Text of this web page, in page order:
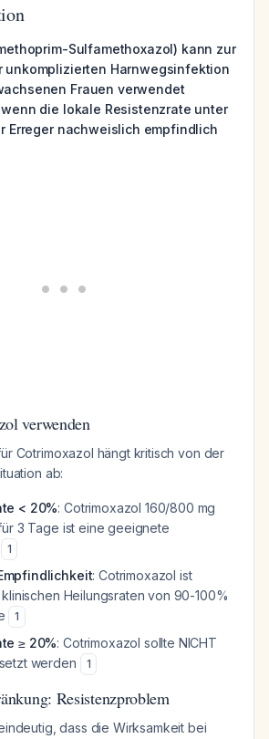
Sulfamethoxazol) kann zur
unkomplizierten Harnwegsinfektion
Frauen verwendet
die lokale Resistenzrate unter
Erreger nachweislich empfindlich
verwenden
Cotrimoxazol hängt kritisch von der
ab:
< 20%: Cotrimoxazol 160/800 mg
3 Tage ist eine geeignete
1
: Cotrimoxazol ist
Heilungsraten von 90-100%
1
≥ 20%: Cotrimoxazol sollte NICHT
werden
1
Resistenzproblem
dass die Wirksamkeit bei